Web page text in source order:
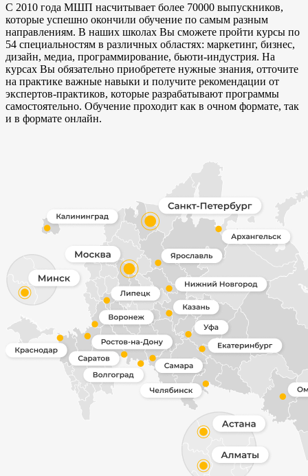
С 2010 года МШП насчитывает более 70000 выпускников,
которые успешно окончили обучение по самым разным
направлениям. В наших школах Вы сможете пройти курсы по
54 специальностям в различных областях: маркетинг, бизнес,
дизайн, медиа, программирование, бьюти-индустрия. На
курсах Вы обязательно приобретете нужные знания, отточите
на практике важные навыки и получите рекомендации от
экспертов-практиков, которые разрабатывают программы
самостоятельно. Обучение проходит как в очном формате, так
и в формате онлайн.